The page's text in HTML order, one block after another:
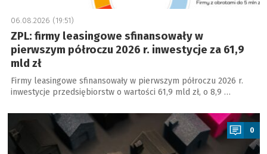
06.08.2026 (19:51)
ZPL: firmy leasingowe sfinansowały w
pierwszym półroczu 2026 r. inwestycje za 61,9
mld zł
Firmy leasingowe sfinansowały w pierwszym półroczu 2026 r.
inwestycje przedsiębiorstw o wartości 61,9 mld zł, o 8,9 …
a
0